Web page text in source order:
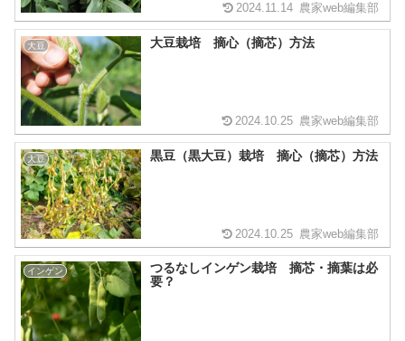
2024.11.14 農家web編集部
大豆 大豆栽培 摘心（摘芯）方法
2024.10.25 農家web編集部
大豆 黒豆（黒大豆）栽培 摘心（摘芯）方法
2024.10.25 農家web編集部
インゲン
つるなしインゲン栽培 摘芯・摘葉は必
要？